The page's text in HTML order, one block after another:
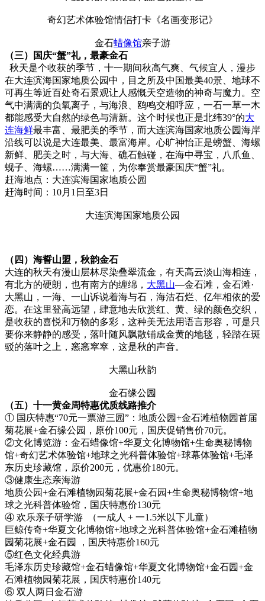
奇幻艺术体验馆情侣打卡《名画变形记》
金石蜡像馆亲子游
（三）国庆“蟹”礼， 最豪金石
秋天是个收获的季节，十一期间秋高气爽、气候宜人，漫步
在大连滨海国家地质公园中，目之所及中国最美40景、地球不
可再生等近百处奇石景观让人感慨天空造物的神奇与魔力。空
气中满满的负氧离子，与海浪、鸥鸣交相呼应，一石一草一木
都能感受大自然的绿色与清新。这个时候也正是北纬39°的大
连海鲜最丰富、最肥美的季节，而大连滨海国家地质公园海岸
沿线可以说是大连最美、最富海岸。心旷神怡正是螃蟹、海螺
新鲜、肥美之时，与大海、礁石触碰，在海中寻宝，八爪鱼、
蚬子、海螺……满满一筐，为你奉赏最豪国庆“蟹”礼。
赶海地点：大连滨海国家地质公园
赶海时间：10月1日至3日
大连滨海国家地质公园
（四）海誓山盟，秋韵金石
大连的秋天有漫山层林尽染叠翠流金，有天高云淡山海相连，
有北方的硬朗，也有南方的缠绵， 大黑山—金石滩，金石滩·
大黑山，一海、一山诉说着海与石，海沽石烂、亿年相依的爱
恋。在这里登高远望，肆意地去欣赏红、黄、绿的颜色交织，
是收获的喜悦和万物的多彩，这种美无法用语言形容，可是只
要你来静静的感受，落叶随风飘散铺成金黄的地毯，轻踏在斑
驳的落叶之上，窸窸窣窣，这是秋的声音。
大黑山秋韵
金石缘公园
（五）十一黄金周特惠优质线路推介
① 国庆特惠“70元一票游三园”：地质公园+金石滩植物园首届
菊花展+金石缘公园，原价100元，国庆促销售价70元。
②文化博览游：金石蜡像馆+华夏文化博物馆+生命奥秘博物
馆+奇幻艺术体验馆+地球之光科普体验馆+球幕体验馆+毛泽
东历史珍藏馆，原价200元，优惠价180元。
③健康生态亲海游
地质公园+金石滩植物园菊花展+金石园+生命奥秘博物馆+地
球之光科普体验馆，国庆特惠价130元
④ 欢乐亲子研学游 （一成人 + 一1.5米以下儿童）
巨鲸传奇+华夏文化博物馆+地球之光科普体验馆+金石滩植物
园菊花展+金石园 ，国庆特惠价160元
⑤红色文化经典游
毛泽东历史珍藏馆+金石蜡像馆+华夏文化博物馆+金石园+金
石滩植物园菊花展，国庆特惠价140元
⑥ 双人两日金石游